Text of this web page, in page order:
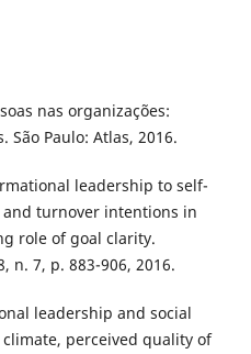
nas organizações:
São Paulo: Atlas, 2016.
leadership to self-
turnover intentions in
role of goal clarity.
n. 7, p. 883-906, 2016.
leadership and social
perceived quality of